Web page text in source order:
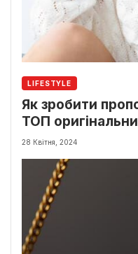
LIFESTYLE
Як зробити
ТОП
28 Квітня, 2024